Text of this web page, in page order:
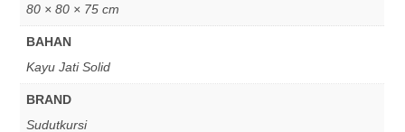
80 × 80 × 75 cm
BAHAN
Kayu Jati Solid
BRAND
Sudutkursi